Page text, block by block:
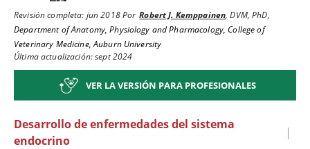
Revisión completa: jun 2018Por Robert J. Kemppainen,DVM, PhD,
Department of Anatomy, Physiology and Pharmacology, College of
Veterinary Medicine, Auburn University
Última actualización: sept 2024
VER LA VERSIÓN PARA PROFESIONALES
Desarrollo de enfermedades del sistema
endocrino
|